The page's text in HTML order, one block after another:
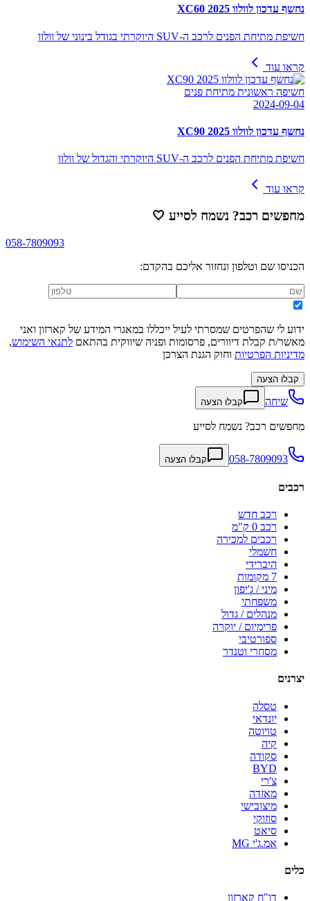
נחשף עדכון לוולוו XC60 2025
חשיפת מתיחת הפנים לרכב ה-SUV היוקרתי בגודל בינוני של וולוו
קראו עוד
חשיפה ראשונית מתיחת פנים
2024-09-04
נחשף עדכון לוולוו XC90 2025
חשיפת מתיחת הפנים לרכב ה-SUV היוקרתי והגדול של וולוו
קראו עוד
מחפשים רכב? נשמח לסייע 🤍
058-7809093
הכניסו שם וטלפון ונחזור אליכם בהקדם:
ידוע לי שהפרטים שמסרתי לעיל ייכללו במאגרי המידע של קארזון ואני
מאשר/ת קבלת דיוורים, פרסומות ופניה שיווקית בהתאם לתנאי השימוש,
מדיניות הפרטיות וחוק הגנת הצרכן
קבלו הצעה
שיחה קבלו הצעה
מחפשים רכב? נשמח לסייע
058-7809093 קבלו הצעה
רכבים
רכב חדש
רכב 0 ק"מ
רכבים למכירה
חשמלי
היברידי
7 מקומות
מיני / ג'יפון
משפחתי
מנהלים / גדול
פרימיום / יוקרה
ספורטיבי
מסחרי וטנדר
יצרנים
טסלה
יונדאי
טויוטה
קיה
סקודה
BYD
צ'רי
מאזדה
מיצובישי
סוזוקי
סיאט
אמ.ג'י MG
כלים
דו"ח קארזון